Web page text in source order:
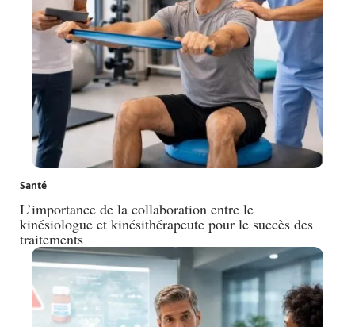
Santé
L’importance de la collaboration entre le
kinésiologue et kinésithérapeute pour le succès des
traitements